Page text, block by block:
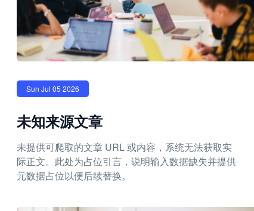
Sun Jul 05 2026
未知来源文章
未提供可爬取的文章 URL 或内容，系统无法获取实
际正文。此处为占位引言，说明输入数据缺失并提供
元数据占位以便后续替换。